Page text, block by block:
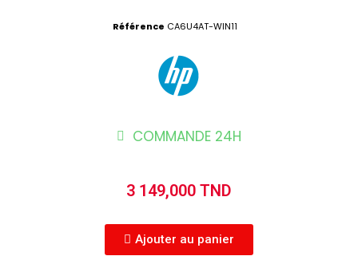
Référence CA6U4AT-WIN11
COMMANDE 24H
3 149,000 TND
Ajouter au panier